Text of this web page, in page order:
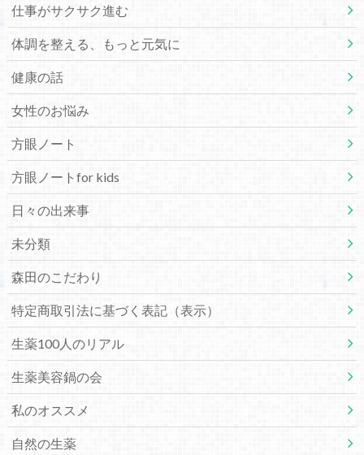
仕事がサクサク進む
体調を整える、もっと元気に
健康の話
女性のお悩み
方眼ノート
方眼ノートfor kids
日々の出来事
未分類
森田のこだわり
特定商取引法に基づく表記（表示）
生薬100人のリアル
生薬美容鍋の会
私のオススメ
自然の生薬